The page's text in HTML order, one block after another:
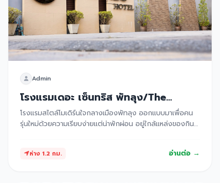
Admin
โรงแรมเดอะ เซ็นทริส พัทลุง/The
Centris Hotel Phatthalung
โรงแรมสไตล์โมเดิร์นใจกลางเมืองพัทลุง ออกแบบมาเพื่อคน
รุ่นใหม่ด้วยความเรียบง่ายแต่น่าพักผ่อน อยู่ใกล้แหล่งของกิน
ห่าง 1.2 กม. อ่านต่อ →